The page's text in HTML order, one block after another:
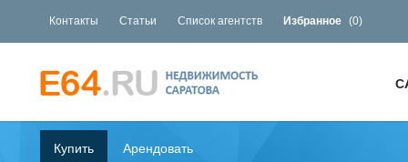
Контакты Статьи Список агентств Избранное (0)
Купить Арендовать